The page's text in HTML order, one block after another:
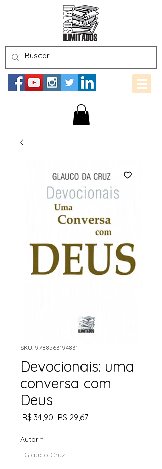
SKU: 9788563194831
Devocionais: uma
conversa com
Deus
R$ 34,90 Preço
R$ 29,67Preço
Autor *
Glauco Cruz